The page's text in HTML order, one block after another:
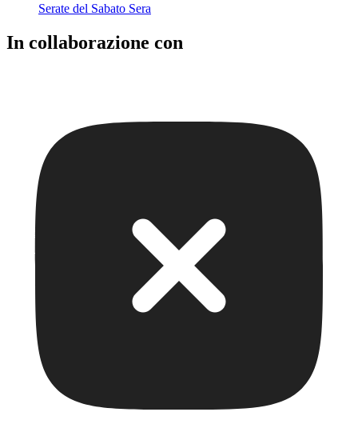
Serate del Sabato Sera
In collaborazione con